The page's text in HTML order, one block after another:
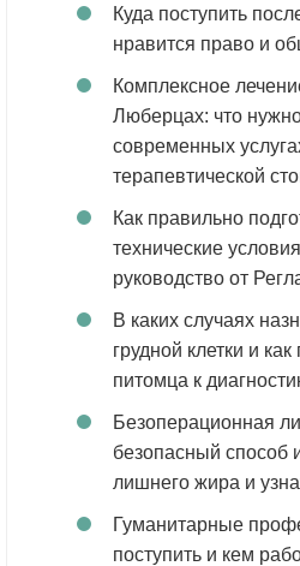
Куда поступить
нравится право и
Комплексное
Люберцах: что
современных
терапевтической
Как правильно
технические
руководство от
В каких случаях
грудной клетки и как
питомца к
Безоперационная
безопасный способ
лишнего жира и
Гуманитарные
поступить и кем